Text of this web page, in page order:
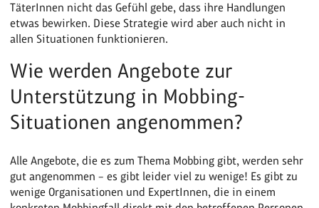
TäterInnen nicht das Gefühl gebe, dass ihre Handlungen
etwas bewirken. Diese Strategie wird aber auch nicht in
allen Situationen funktionieren.
Wie werden Angebote zur
Unterstützung in Mobbing-
Situationen angenommen?
Alle Angebote, die es zum Thema Mobbing gibt, werden sehr
gut angenommen – es gibt leider viel zu wenige! Es gibt zu
wenige Organisationen und ExpertInnen, die in einem